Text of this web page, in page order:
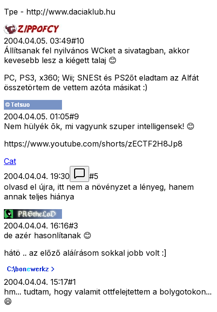
Tpe - http://www.daciaklub.hu
2004.04.05. 03:49#10
Állítsanak fel nyilvános WCket a sivatagban, akkor
kevesebb lesz a kiégett talaj 😊
PC, PS3, x360; Wii; SNESt és PS2őt eladtam az Alfát
összetörtem de vettem azóta másikat :)
2004.04.05. 01:05#9
Nem hülyék õk, mi vagyunk szuper intelligensek! 😊
https://www.youtube.com/shorts/zECTF2H8Jp8
Cat
2004.04.04. 19:30
#5
olvasd el újra, itt nem a növényzet a lényeg, hanem
annak teljes hiánya
2004.04.04. 16:16#3
de azér hasonlítanak 😊
hátö .. az előző aláírásom sokkal jobb volt :]
2004.04.04. 15:17#1
hm... tudtam, hogy valamit ottfelejtettem a bolygotokon...
😄